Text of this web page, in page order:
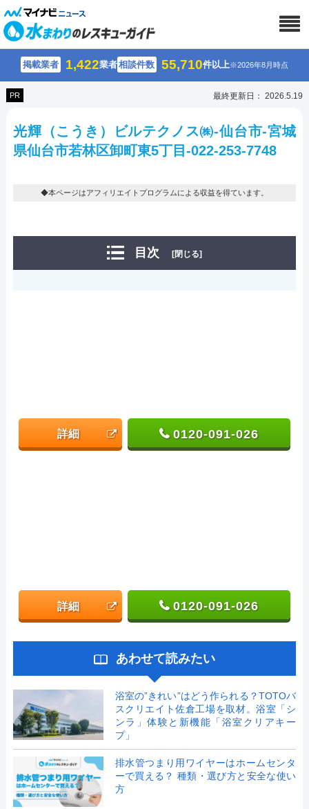
掲載業者 1,422業者相談件数 55,710件以上※2026年8月時点
PR 最終更新日： 2026.5.19
光輝（こうき）ビルテクノス㈱-仙台市-宮城
県仙台市若林区卸町東5丁目-022-253-7748
◆本ページはアフィリエイトプログラムによる収益を得ています。
目次 [閉じる]
詳細 0120-091-026
詳細 0120-091-026
あわせて読みたい
浴室の”きれい”はどう作られる？TOTOバ
スクリエイト佐倉工場を取材。浴室「シ
ンラ」体験と新機能「浴室クリアキー
プ」
排水管つまり用ワイヤーはホームセンタ
ーで買える？ 種類・選び方と安全な使い
方